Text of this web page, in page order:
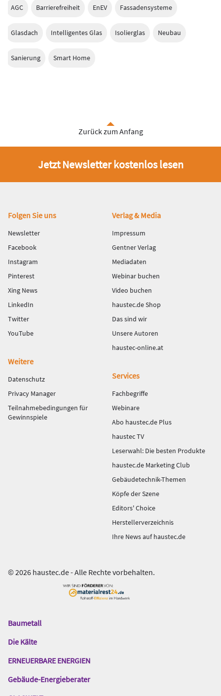
AGC Barrierefreiheit EnEV Fassadensysteme
Glasdach Intelligentes Glas Isolierglas Neubau
Sanierung Smart Home
Zurück zum Anfang
Jetzt Newsletter kostenlos lesen
Fußbereich
Folgen Sie uns
Newsletter
Facebook
Instagram
Pinterest
Xing News
LinkedIn
Twitter
YouTube
Verlag & Media
Impressum
Gentner Verlag
Mediadaten
Webinar buchen
Video buchen
haustec.de Shop
Das sind wir
Unsere Autoren
haustec-online.at
Weitere
Datenschutz
Privacy Manager
Teilnahmebedingungen für
Gewinnspiele
Services
Fachbegriffe
Webinare
Abo haustec.de Plus
haustec TV
Leserwahl: Die besten Produkte
haustec.de Marketing Club
Gebäudetechnik-Themen
Köpfe der Szene
Editors' Choice
Herstellerverzeichnis
Ihre News auf haustec.de
© 2026 haustec.de - Alle Rechte vorbehalten.
Das
Gentner
Baumetall
Die Kälte
ERNEUERBARE ENERGIEN
Gebäude-Energieberater